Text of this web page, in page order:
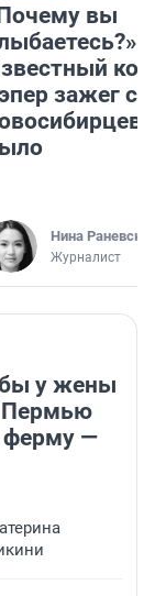
вы
зажег с
Нина
Журналист
у жены
Пермью
ферму —